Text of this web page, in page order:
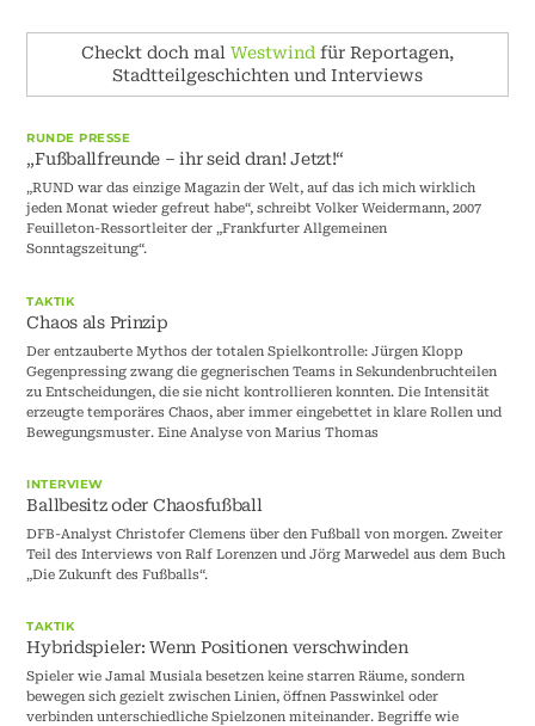
Checkt doch mal Westwind für Reportagen,
Stadtteilgeschichten und Interviews
RUNDE PRESSE
„Fußballfreunde – ihr seid dran! Jetzt!“
„RUND war das einzige Magazin der Welt, auf das ich mich wirklich
jeden Monat wieder gefreut habe“, schreibt Volker Weidermann, 2007
Feuilleton-Ressortleiter der „Frankfurter Allgemeinen
Sonntagszeitung“.
TAKTIK
Chaos als Prinzip
Der entzauberte Mythos der totalen Spielkontrolle: Jürgen Klopp
Gegenpressing zwang die gegnerischen Teams in Sekundenbruchteilen
zu Entscheidungen, die sie nicht kontrollieren konnten. Die Intensität
erzeugte temporäres Chaos, aber immer eingebettet in klare Rollen und
Bewegungsmuster. Eine Analyse von Marius Thomas
INTERVIEW
Ballbesitz oder Chaosfußball
DFB-Analyst Christofer Clemens über den Fußball von morgen. Zweiter
Teil des Interviews von Ralf Lorenzen und Jörg Marwedel aus dem Buch
„Die Zukunft des Fußballs“.
TAKTIK
Hybridspieler: Wenn Positionen verschwinden
Spieler wie Jamal Musiala besetzen keine starren Räume, sondern
bewegen sich gezielt zwischen Linien, öffnen Passwinkel oder
verbinden unterschiedliche Spielzonen miteinander. Begriffe wie